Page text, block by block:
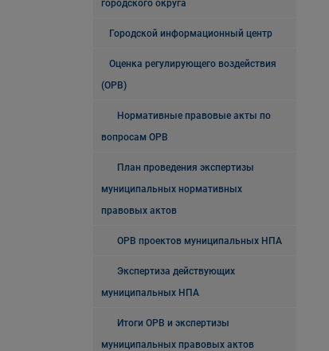
городского округа
Городской информационный центр
Оценка регулирующего воздействия
(ОРВ)
Нормативные правовые акты по
вопросам ОРВ
План проведения экспертизы
муниципальных нормативных
правовых актов
ОРВ проектов муниципальных НПА
Экспертиза действующих
муниципальных НПА
Итоги ОРВ и экспертизы
муниципальных правовых актов